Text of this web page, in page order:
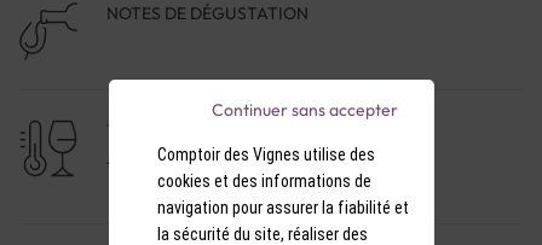
NOTES DE DÉGUSTATION
TEMPÉRATURE DE SERVICE
15-16°C
Comptoir des Vignes utilise des
cookies et des informations de
navigation pour assurer la fiabilité et
la sécurité du site, réaliser des
Continuer sans accepter